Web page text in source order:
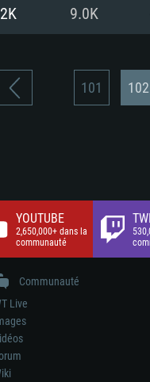
9.0K
101 102
YOUTUBE
2,650,000+ dans la
communauté
Communauté
Live